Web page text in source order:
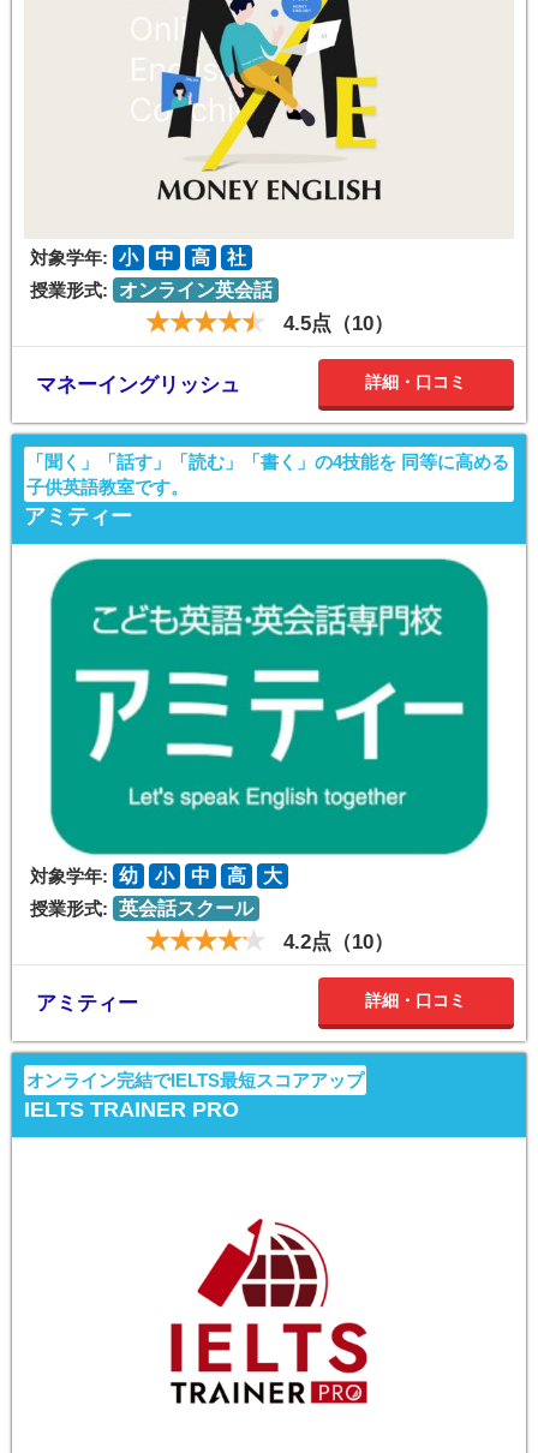
対象学年: 小 中 高
社
授業形式:
オンライン英会話
4.5点（10）
マネーイングリッシュ 詳細・口コミ
「聞く」「話す」「読む」「書く」の4技能を 同等に高める
子供英語教室です。
アミティー
対象学年: 幼 小 中 高
大
授業形式: 英会話スクール
4.2点（10）
アミティー 詳細・口コミ
オンライン完結でIELTS最短スコアアップ
IELTS TRAINER PRO